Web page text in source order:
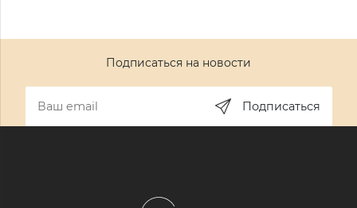
Подписаться на новости
Подписаться